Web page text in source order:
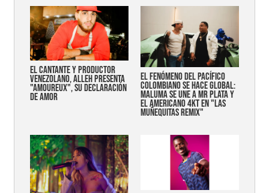
EL CANTANTE Y PRODUCTOR
VENEZOLANO, ALLEH PRESENTA
"AMOUREUX", SU DECLARACIÓN
DE AMOR
EL FENÓMENO DEL PACÍFICO
COLOMBIANO SE HACE GLOBAL:
MALUMA SE UNE A MR PLATA Y
EL AMERICANO 4KT EN "LAS
MUÑEQUITAS REMIX"